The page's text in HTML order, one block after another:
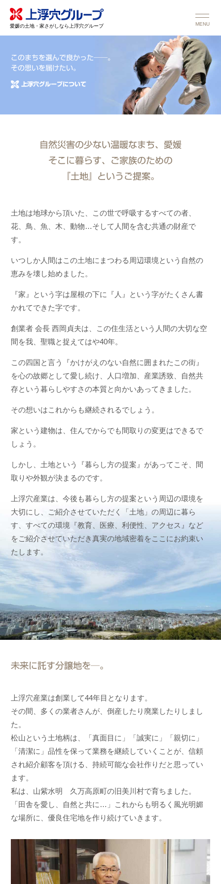
愛媛の土地・家さがしなら上浮穴グループ MENU
このまちを選んで良かった──。
その思いを届けたい。
上浮穴グループについて
自然災害の少ない温暖なまち、愛媛
そこに暮らす、ご家族のための
『土地』というご提案。
土地は地球から頂いた、この世で呼吸するすべての者、
花、鳥、魚、木、動物…そして人間を含む共通の財産で
す。
いつしか人間はこの土地にまつわる周辺環境という自然の
恵みを壊し始めました。
『家』という字は屋根の下に『人』という字がたくさん書
かれてできた字です。
創業者 会長 西岡貞夫は、この住生活という人間の大切な空
間を我、聖職と捉えてはや40年。
この四国と言う『かけがえのない自然に囲まれたこの街』
を心の故郷として愛し続け、人口増加、産業誘致、自然共
存という暮らしやすさの本質と向かいあってきました。
その想いはこれからも継続されるでしょう。
家という建物は、住んでからでも間取りの変更はできるで
しょう。
しかし、土地という『暮らし方の提案』があってこそ、間
取りや外観が決まるのです。
上浮穴産業は、今後も暮らし方の提案という周辺の環境を
大切にし、ご紹介させていただく「土地」の周辺に暮ら
す、すべての環境『教育、医療、利便性、アクセス』など
をご紹介させていただき真実の地域密着をここにお約束い
たします。
未来に託す分譲地を─。
上浮穴産業は創業して44年目となります。
その間、多くの業者さんが、倒産したり廃業したりしまし
た。
松山という土地柄は、「真面目に」「誠実に」「親切に」
「清潔に」品性を保って業務を継続していくことが、信頼
され紹介顧客を頂ける、持続可能な会社作りだと思ってい
ます。
私は、山紫水明 久万高原町の旧美川村で育ちました。
「田舎を愛し、自然と共に…」これからも明るく風光明媚
な場所に、優良住宅地を作り続けていきます。